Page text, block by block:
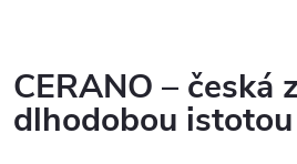
CERANO – česká
dlhodobou istotou